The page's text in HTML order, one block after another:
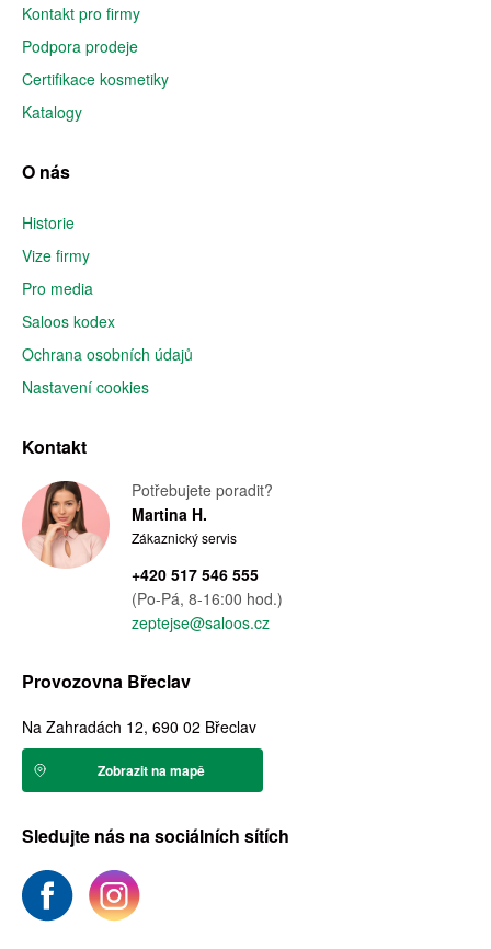
Kontakt pro firmy
Podpora prodeje
Certifikace kosmetiky
Katalogy
O nás
Historie
Vize firmy
Pro media
Saloos kodex
Ochrana osobních údajů
Nastavení cookies
Kontakt
Potřebujete poradit?
Martina H.
Zákaznický servis
+420 517 546 555
(Po-Pá, 8-16:00 hod.)
zeptejse@saloos.cz
Provozovna Břeclav
Na Zahradách 12, 690 02 Břeclav
Zobrazit na mapě
Sledujte nás na sociálních sítích